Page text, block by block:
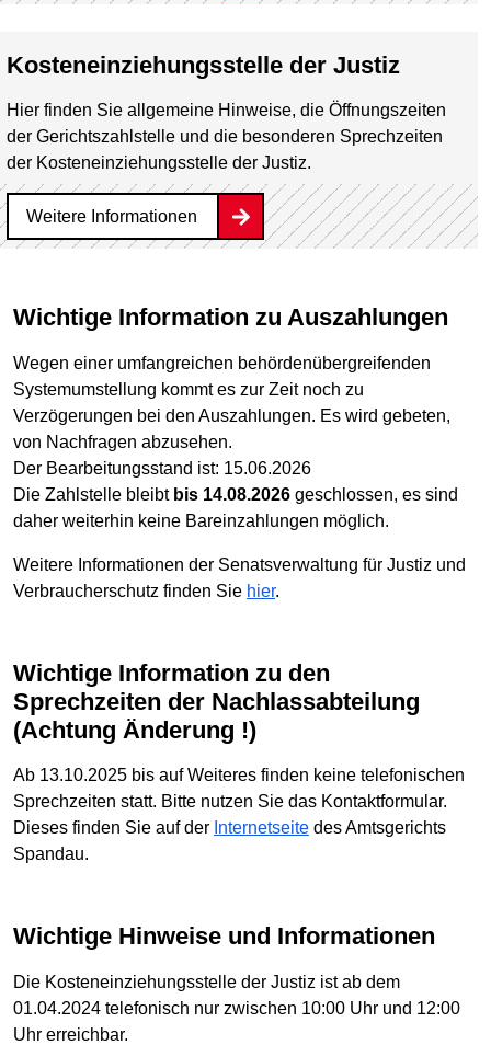
Kosteneinziehungsstelle der Justiz
Hier finden Sie allgemeine Hinweise, die Öffnungszeiten
der Gerichtszahlstelle und die besonderen Sprechzeiten
der Kosteneinziehungsstelle der Justiz.
Weitere Informationen
Wichtige Information zu Auszahlungen
Wegen einer umfangreichen behördenübergreifenden
Systemumstellung kommt es zur Zeit noch zu
Verzögerungen bei den Auszahlungen. Es wird gebeten,
von Nachfragen abzusehen.
Der Bearbeitungsstand ist: 15.06.2026
Die Zahlstelle bleibt bis 14.08.2026 geschlossen, es sind
daher weiterhin keine Bareinzahlungen möglich.
Weitere Informationen der Senatsverwaltung für Justiz und
Verbraucherschutz finden Sie hier.
Wichtige Information zu den
Sprechzeiten der Nachlassabteilung
(Achtung Änderung !)
Ab 13.10.2025 bis auf Weiteres finden keine telefonischen
Sprechzeiten statt. Bitte nutzen Sie das Kontaktformular.
Dieses finden Sie auf der Internetseite des Amtsgerichts
Spandau.
Wichtige Hinweise und Informationen
Die Kosteneinziehungsstelle der Justiz ist ab dem
01.04.2024 telefonisch nur zwischen 10:00 Uhr und 12:00
Uhr erreichbar.